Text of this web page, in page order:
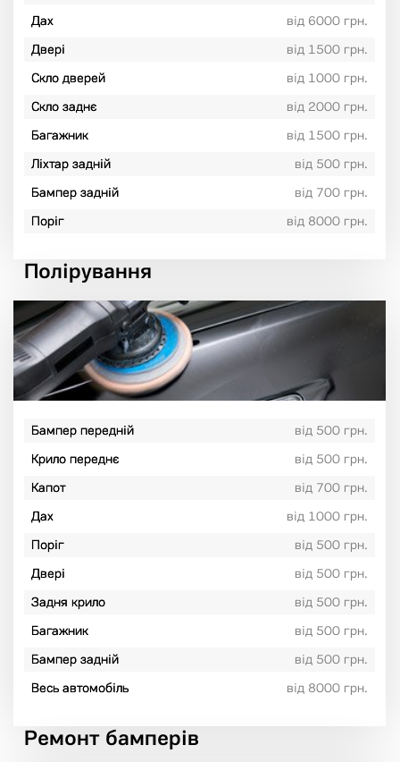
Дах
від 6000 грн.
Двері
від 1500 грн.
Скло дверей
від 1000 грн.
Скло заднє
від 2000 грн.
Багажник
від 1500 грн.
Ліхтар задній
від 500 грн.
Бампер задній
від 700 грн.
Поріг
від 8000 грн.
Полірування
Бампер передній
від 500 грн.
Крило переднє
від 500 грн.
Капот
від 700 грн.
Дах
від 1000 грн.
Поріг
від 500 грн.
Двері
від 500 грн.
Задня крило
від 500 грн.
Багажник
від 500 грн.
Бампер задній
від 500 грн.
Весь автомобіль
від 8000 грн.
Ремонт бамперів